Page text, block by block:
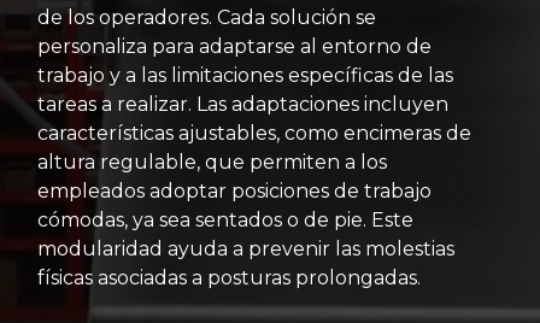
de los operadores. Cada solución se
personaliza para adaptarse al entorno de
trabajo y a las limitaciones específicas de las
tareas a realizar. Las adaptaciones incluyen
características ajustables, como encimeras de
altura regulable, que permiten a los
empleados adoptar posiciones de trabajo
cómodas, ya sea sentados o de pie. Este
modularidad ayuda a prevenir las molestias
físicas asociadas a posturas prolongadas.